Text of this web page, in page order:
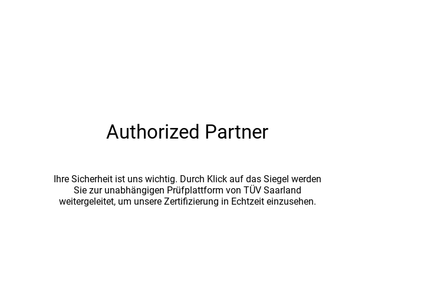
Authorized Partner
Ihre Sicherheit ist uns wichtig. Durch Klick auf das Siegel werden
Sie zur unabhängigen Prüfplattform von TÜV Saarland
weitergeleitet, um unsere Zertifizierung in Echtzeit einzusehen.